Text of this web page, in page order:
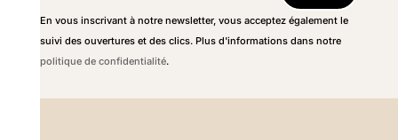
En vous inscrivant à notre newsletter, vous acceptez également le
suivi des ouvertures et des clics. Plus d'informations dans notre
politique de confidentialité.